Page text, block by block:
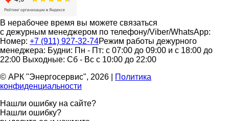
В нерабочее время вы можете связаться
с дежурным менеджером по телефону/Viber/WhatsApp:
Номер: +7 (911) 927-32-74Режим работы дежурного
менеджера: Будни: Пн - Пт: с 07:00 до 09:00 и с 18:00 до
22:00 Выходные: Сб - Вс с 10:00 до 22:00
© АРК "Энергосервис", 2026
Политика
конфиденциальности
Нашли ошибку на сайте?
Нашли ошибку?